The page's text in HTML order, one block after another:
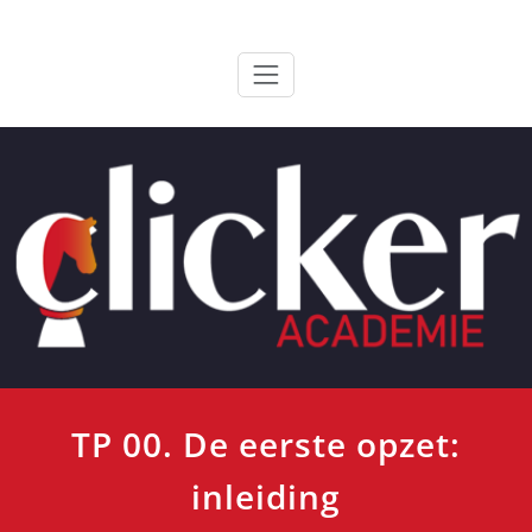
ClickerAcademie
TP 00. De eerste opzet:
inleiding